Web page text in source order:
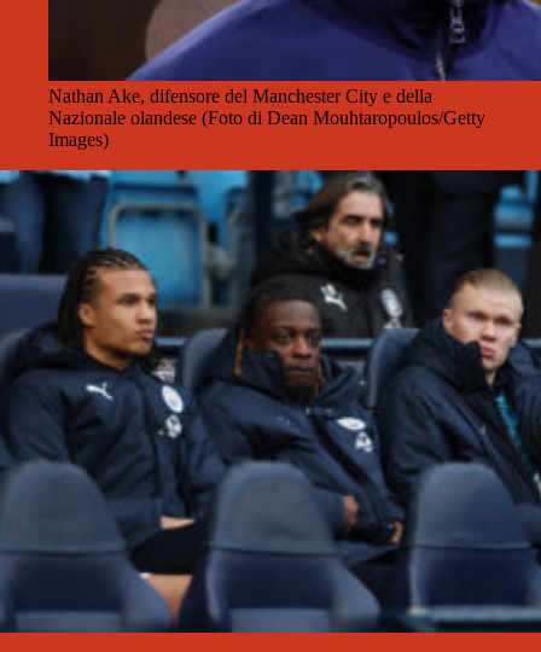
Nathan Ake, difensore del Manchester City e della
Nazionale olandese (Foto di Dean Mouhtaropoulos/Getty
Images)